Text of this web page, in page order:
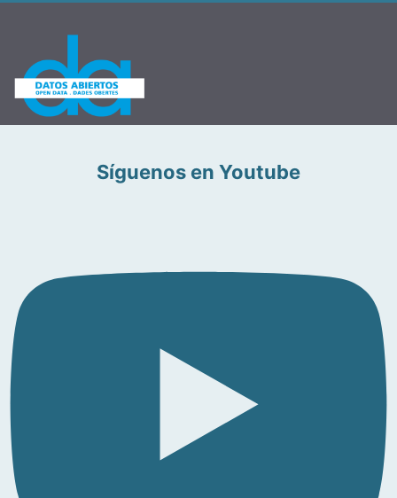
Síguenos en Youtube